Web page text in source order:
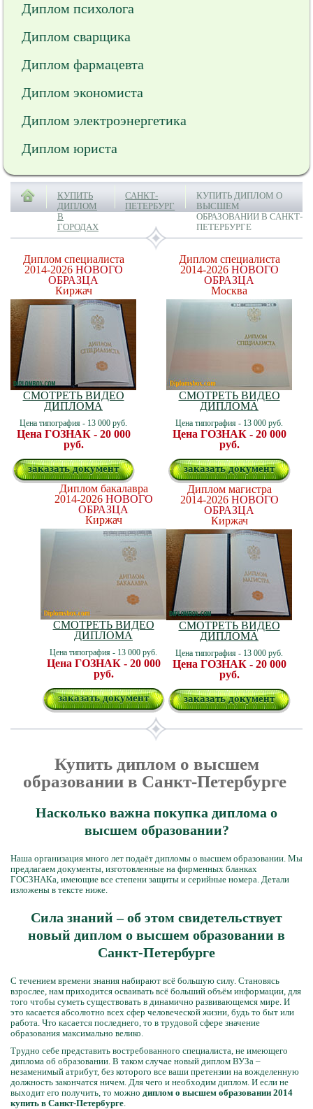
Диплом психолога
Диплом сварщика
Диплом фармацевта
Диплом экономиста
Диплом электроэнергетика
Диплом юриста
КУПИТЬ
ДИПЛОМ
В
ГОРОДАХ
САНКТ-
ПЕТЕРБУРГ
КУПИТЬ ДИПЛОМ О
ВЫСШЕМ
ОБРАЗОВАНИИ В САНКТ-
ПЕТЕРБУРГЕ
Диплом специалиста
2014-2026 НОВОГО
ОБРАЗЦА
Киржач
СМОТРЕТЬ ВИДЕО
ДИПЛОМА
Цена типография - 13 000 руб.
Цена ГОЗНАК - 20 000
руб.
заказать документ
Диплом специалиста
2014-2026 НОВОГО
ОБРАЗЦА
Москва
СМОТРЕТЬ ВИДЕО
ДИПЛОМА
Цена типография - 13 000 руб.
Цена ГОЗНАК - 20 000
руб.
заказать документ
Диплом бакалавра
2014-2026 НОВОГО
ОБРАЗЦА
Киржач
СМОТРЕТЬ ВИДЕО
ДИПЛОМА
Цена типография - 13 000 руб.
Цена ГОЗНАК - 20 000
руб.
заказать документ
Диплом магистра
2014-2026 НОВОГО
ОБРАЗЦА
Киржач
СМОТРЕТЬ ВИДЕО
ДИПЛОМА
Цена типография - 13 000 руб.
Цена ГОЗНАК - 20 000
руб.
заказать документ
Купить диплом о высшем
образовании в Санкт-Петербурге
Насколько важна покупка диплома о
высшем образовании?
Наша организация много лет подаёт дипломы о высшем образовании. Мы
предлагаем документы, изготовленные на фирменных бланках
ГОСЗНАКа, имеющие все степени защиты и серийные номера. Детали
изложены в тексте ниже.
Сила знаний – об этом свидетельствует
новый диплом о высшем образовании в
Санкт-Петербурге
С течением времени знания набирают всё большую силу. Становясь
взрослее, нам приходится осваивать всё больший объём информации, для
того чтобы суметь существовать в динамично развивающемся мире. И
это касается абсолютно всех сфер человеческой жизни, будь то быт или
работа. Что касается последнего, то в трудовой сфере значение
образования максимально велико.
Трудно себе представить востребованного специалиста, не имеющего
диплома об образовании. В таком случае новый диплом ВУЗа –
незаменимый атрибут, без которого все ваши претензии на вожделенную
должность закончатся ничем. Для чего и необходим диплом. И если не
выходит его получить, то можно диплом о высшем образовании 2014
купить в Санкт-Петербурге.